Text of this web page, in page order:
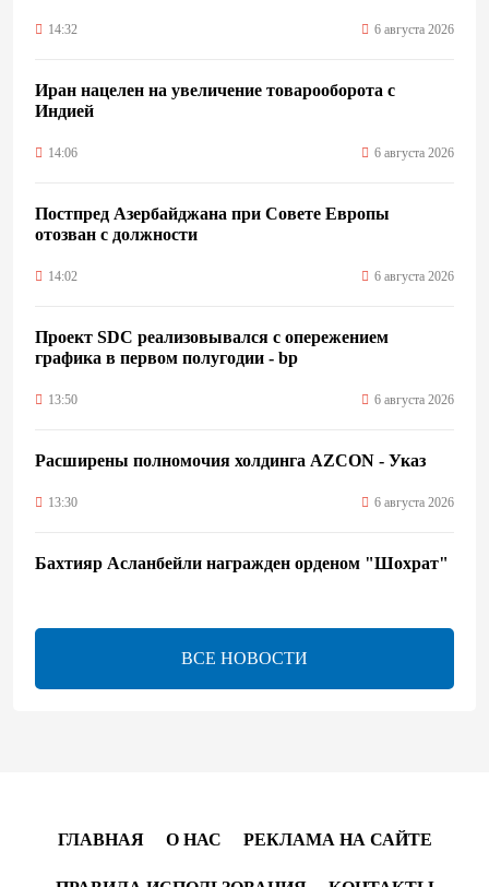
14:32 6 августа 2026
Иран нацелен на увеличение товарооборота с
Индией
14:06 6 августа 2026
Постпред Азербайджана при Совете Европы
отозван с должности
14:02 6 августа 2026
Проект SDC реализовывался с опережением
графика в первом полугодии - bp
13:50 6 августа 2026
Расширены полномочия холдинга AZCON - Указ
13:30 6 августа 2026
Бахтияр Асланбейли награжден орденом "Шохрат"
13:26 6 августа 2026
bp о ходе строительства солнечной электростанции
Азербайджан непродовольственными товарами
ВСЕ НОВОСТИ
ГЛАВНАЯ О НАС РЕКЛАМА НА САЙТЕ